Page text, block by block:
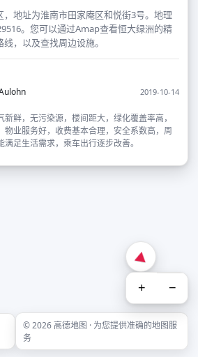
地址为淮南市田家庵区和悦街3号。地理
。您可以通过Amap查看恒大绿洲的精
，以及查找周边设施。
2019-10-14
鲜，无污染源，楼间距大，绿化覆盖率高，
物业服务好，收费基本合理，安全系数高，周
足生活需求，乘车出行逐步改善。
+ −
© 2026 高德地图 · 为您提供准确的地图服
务